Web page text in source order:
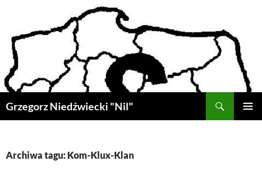
treści
Grzegorz Niedźwiecki "Nil"
Archiwa tagu: Kom-Klux-Klan